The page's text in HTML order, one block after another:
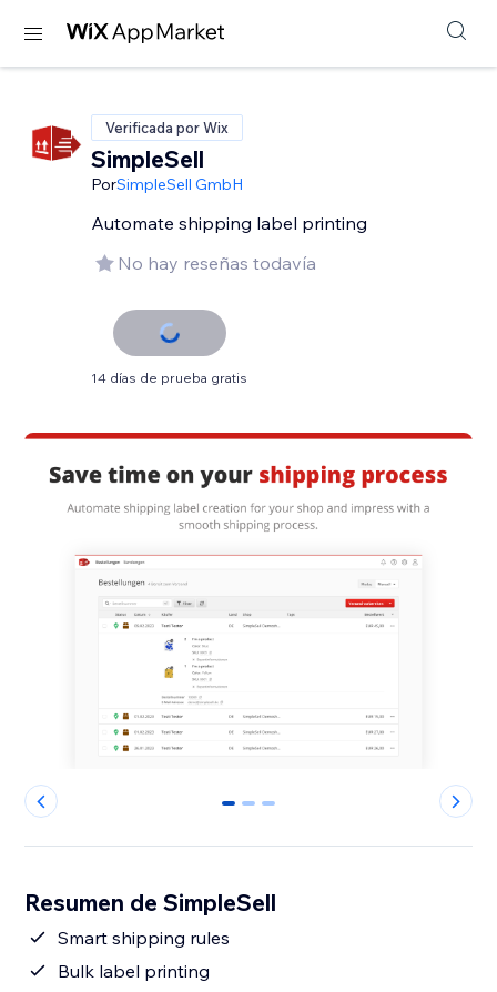
Verificada por Wix
SimpleSell
PorSimpleSell GmbH
Automate shipping label printing
No hay reseñas todavía
14 días de prueba gratis
0 1 2
Resumen de SimpleSell
Smart shipping rules
Bulk label printing